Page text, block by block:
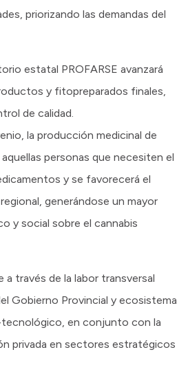
priorizando las demandas del
estatal PROFARSE avanzará
y fitopreparados finales,
de calidad.
la producción medicinal de
personas que necesiten el
y se favorecerá el
generándose un mayor
y social sobre el cannabis
a través de la labor transversal
Gobierno Provincial y ecosistema
en conjunto con la
privada en sectores estratégicos